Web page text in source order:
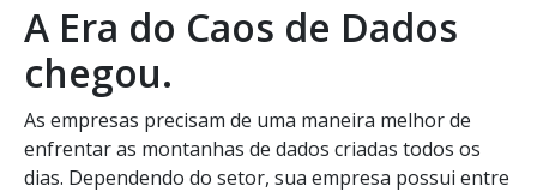
A Era do Caos de Dados
chegou.
As empresas precisam de uma maneira melhor de
enfrentar as montanhas de dados criadas todos os
dias. Dependendo do setor, sua empresa possui entre